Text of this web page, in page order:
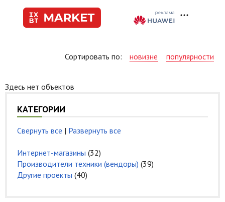
Сортировать по: новизне популярности
Здесь нет объектов
КАТЕГОРИИ
Свернуть все | Развернуть все
Интернет-магазины (32)
Производители техники (вендоры) (39)
Другие проекты (40)